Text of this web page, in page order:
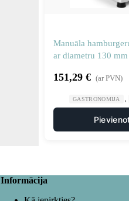
Manuāla
ar diametru 130 mm
151,29 € (ar PVN)
GASTRONOMIJA
Informācija